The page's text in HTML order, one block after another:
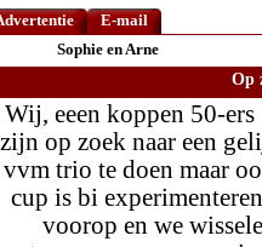
E-mail
Sophie en Arne
Op
Wij, eeen koppen 50-
zijn op zoek naar een
vvm trio te doen maar
cup is bi
voorop en we